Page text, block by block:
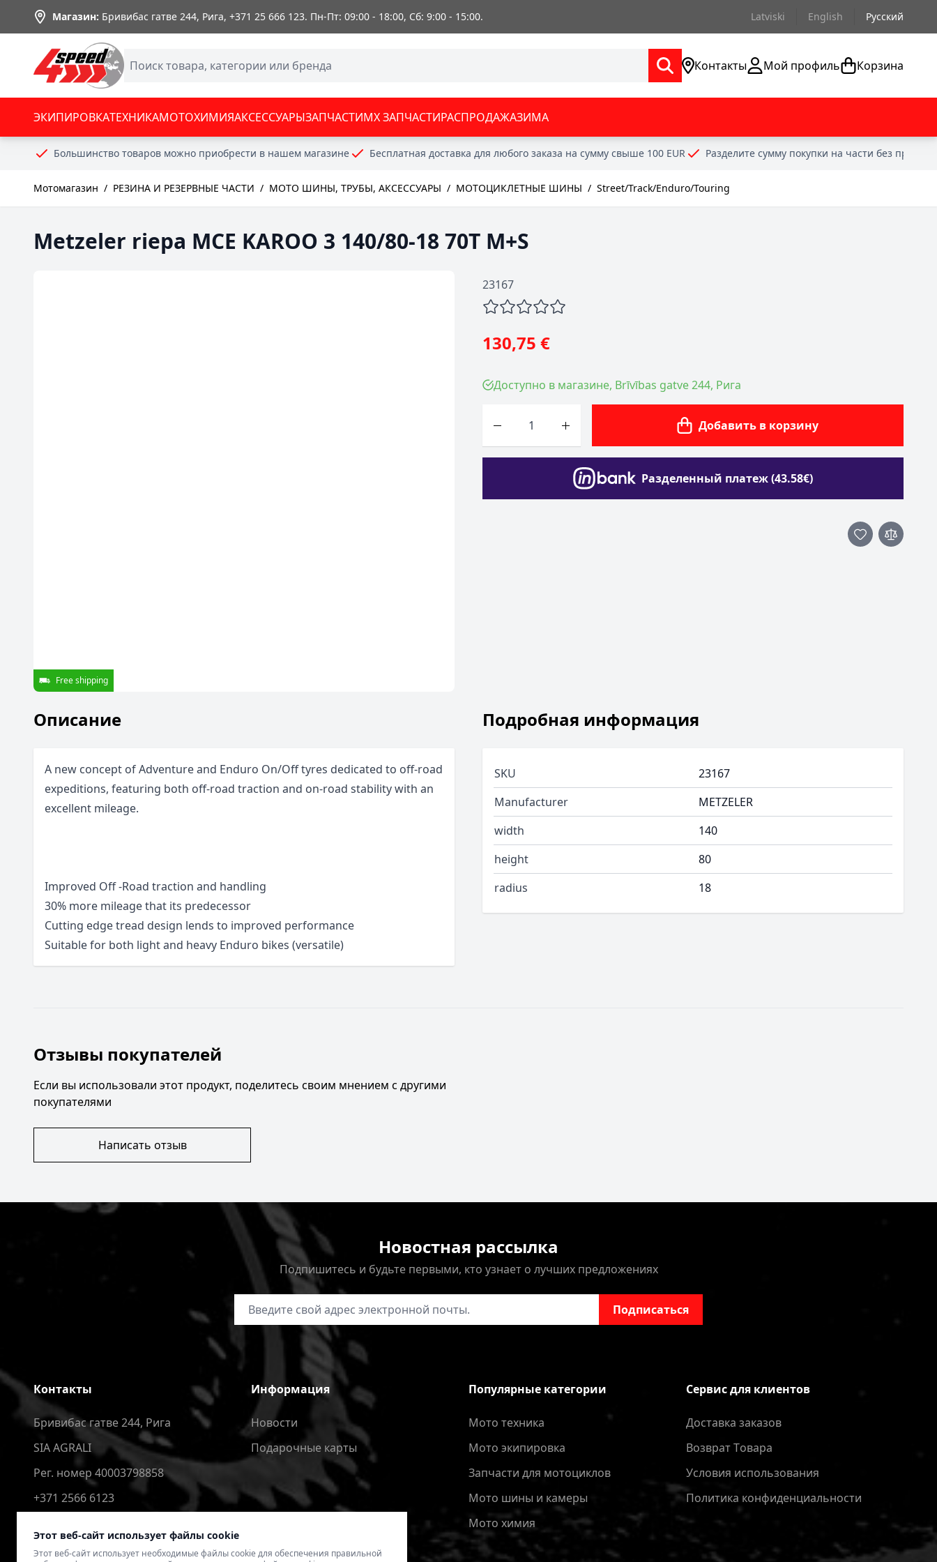
Этот веб-сайт использует файлы cookie
Этот веб-сайт использует необходимые файлы cookie для обеспечения правильной
Skip to Content
Магазин: Бривибас гатве 244, Рига, +371 25 666 123. Пн-Пт: 09:00 - 18:00, Сб: 9:00 - 15:00. Latviski English Русский
Контакты Мой профиль Корзина
ЭКИПИРОВКАТЕХНИКАМОТОХИМИЯАКСЕССУАРЫЗАПЧАСТИMX ЗАПЧАСТИРАСПРОДАЖАЗИМА
Большинство товаров можно приобрести в нашем магазине Бесплатная доставка для любого заказа на сумму свыше 100 EUR Разделите сумму покупки на части без
Мотомагазин / РЕЗИНА И РЕЗЕРВНЫЕ ЧАСТИ / MOTO ШИНЫ, ТРУБЫ, АКСЕССУАРЫ / МОТОЦИКЛЕТНЫЕ ШИНЫ / Street/Track/Enduro/Touring
Metzeler riepa MCE KAROO 3 140/80-18 70T M+S
23167
Free shipping
130,75 €
Доступно в магазине, Brīvības gatve 244, Рига
Добавить в корзину
Разделенный платеж (43.58€)
Описание
A new concept of Adventure and Enduro On/Off tyres dedicated to off-road
expeditions, featuring both off-road traction and on-road stability with an
excellent mileage.
Improved Off -Road traction and handling
30% more mileage that its predecessor
Cutting edge tread design lends to improved performance
Suitable for both light and heavy Enduro bikes (versatile)
Подробная информация
SKU
23167
Manufacturer
METZELER
width
140
height
80
radius
18
Отзывы покупателей
Если вы использовали этот продукт, поделитесь своим мнением с другими
покупателями
Написать отзыв
Новостная рассылка
Подпишитесь и будьте первыми, кто узнает о лучших предложениях
Адрес электронной почты Подписаться
Контакты
Бривибас гатве 244, Рига
SIA AGRALI
Рег. номер 40003798858
+371 2566 6123
Информация
Новости
Подарочные карты
Популярные категории
Мото техника
Мото экипировка
Запчасти для мотоциклов
Мото шины и камеры
Мото химия
Сервис для клиентов
Доставка заказов
Bозврат Tовара
Условия использования
Политика конфиденциальности